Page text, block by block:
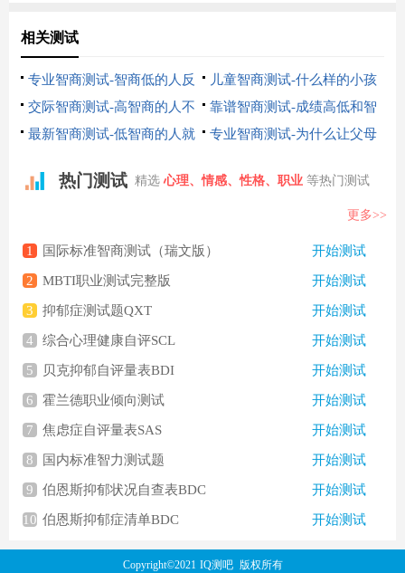
相关测试
专业智商测试-智商低的人反
映能更
儿童智商测试-什么样的小孩
表现出
交际智商测试-高智商的人不
善于交
靠谱智商测试-成绩高低和智
商高低
最新智商测试-低智商的人就 专业智商测试-为什么让父母
热门测试 精选 心理、情感、性格、职业 等热门测试
更多>>
1 国际标准智商测试（瑞文版） 开始测试
2 MBTI职业测试完整版 开始测试
3 抑郁症测试题QXT 开始测试
4 综合心理健康自评SCL 开始测试
5 贝克抑郁自评量表BDI 开始测试
6 霍兰德职业倾向测试 开始测试
7 焦虑症自评量表SAS 开始测试
8 国内标准智力测试题 开始测试
9 伯恩斯抑郁状况自查表BDC 开始测试
10 伯恩斯抑郁症清单BDC 开始测试
Copyright©2021 IQ测吧 版权所有